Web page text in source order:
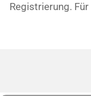
Registrierung.